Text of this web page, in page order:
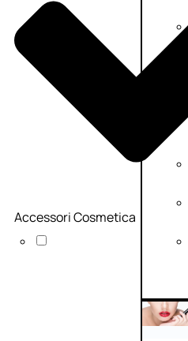
Accessori Cosmetica